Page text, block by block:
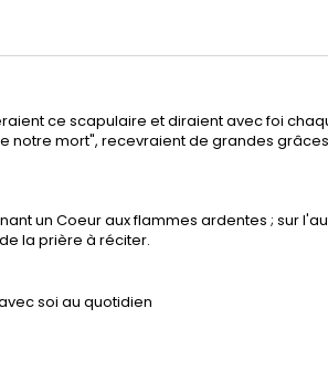
ce scapulaire et diraient avec foi
notre mort", recevraient de grandes
un Coeur aux flammes ardentes ; sur
la prière à réciter.
soi au quotidien